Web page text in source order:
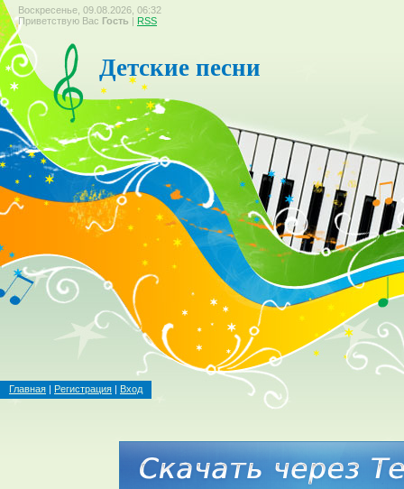
Воскресенье, 09.08.2026, 06:32
Приветствую Вас Гость | RSS
Детские песни
Главная | Регистрация | Вход